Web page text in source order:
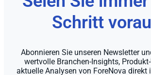
Schritt
Abonnieren Sie unseren Newsletter
wertvolle Branchen-Insights,
aktuelle Analysen von ForeNova direkt